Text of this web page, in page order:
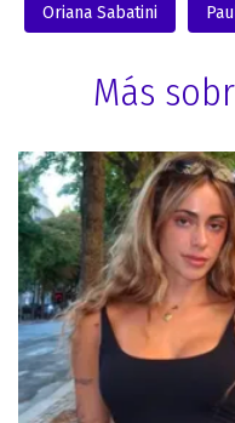
Oriana Sabatini
Más